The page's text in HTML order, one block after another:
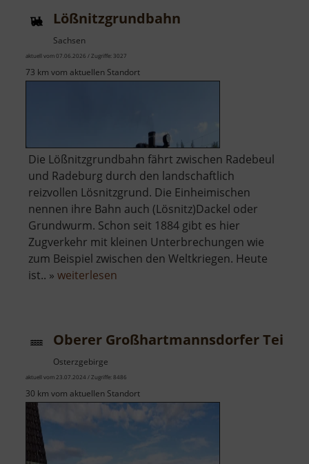
Lößnitzgrundbahn
Sachsen
aktuell vom 07.06.2026 / Zugriffe: 3027
73 km vom aktuellen Standort
Die Lößnitzgrundbahn fährt zwischen Radebeul
und Radeburg durch den landschaftlich
reizvollen Lösnitzgrund. Die Einheimischen
nennen ihre Bahn auch (Lösnitz)Dackel oder
Grundwurm. Schon seit 1884 gibt es hier
Zugverkehr mit kleinen Unterbrechungen wie
zum Beispiel zwischen den Weltkriegen. Heute
ist.. » weiterlesen
Oberer Großhartmannsdorfer Teich
Osterzgebirge
aktuell vom 23.07.2024 / Zugriffe: 8486
30 km vom aktuellen Standort